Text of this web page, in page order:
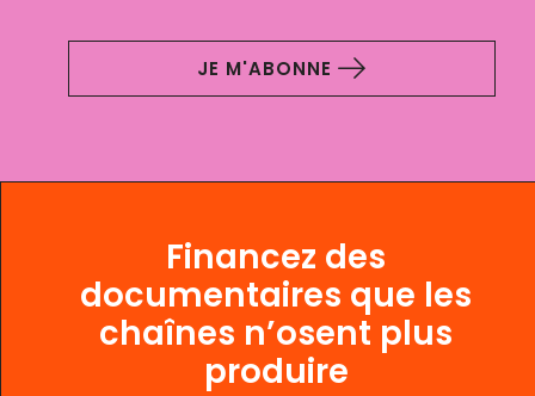
JE M'ABONNE
Financez des
documentaires que les
chaînes n’osent plus
produire